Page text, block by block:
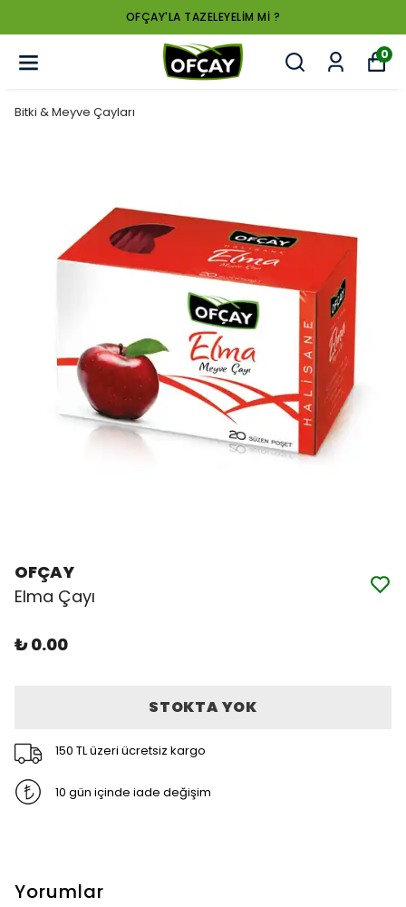
OFÇAY'LA TAZELEYELİM Mİ ?
0
Bitki & Meyve Çayları
OFÇAY
Elma Çayı
₺ 0.00
STOKTA YOK
150 TL üzeri ücretsiz kargo
10 gün içinde iade değişim
Yorumlar